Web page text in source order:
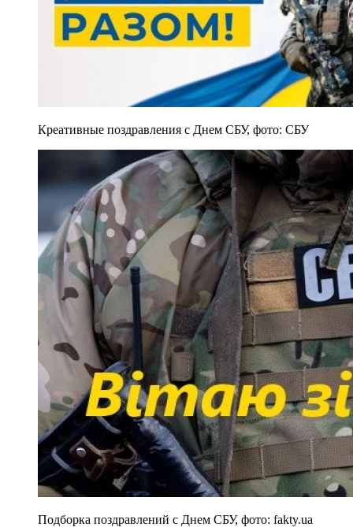
Креативные поздравления с Днем СБУ, фото: СБУ
Подборка поздравлений с Днем СБУ, фото: fakty.ua